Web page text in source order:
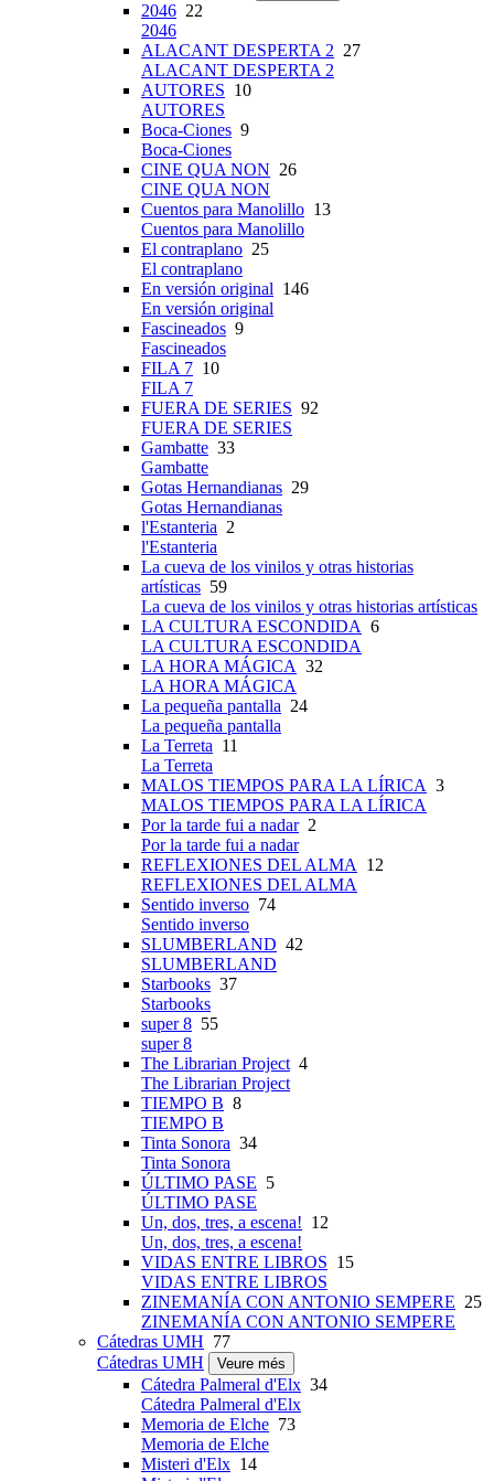
2046 22
2046
ALACANT DESPERTA 2 27
ALACANT DESPERTA 2
AUTORES 10
AUTORES
Boca-Ciones 9
Boca-Ciones
CINE QUA NON 26
CINE QUA NON
Cuentos para Manolillo 13
Cuentos para Manolillo
El contraplano 25
El contraplano
En versión original 146
En versión original
Fascineados 9
Fascineados
FILA 7 10
FILA 7
FUERA DE SERIES 92
FUERA DE SERIES
Gambatte 33
Gambatte
Gotas Hernandianas 29
Gotas Hernandianas
l'Estanteria 2
l'Estanteria
La cueva de los vinilos y otras historias
artísticas 59
La cueva de los vinilos y otras historias artísticas
LA CULTURA ESCONDIDA 6
LA CULTURA ESCONDIDA
LA HORA MÁGICA 32
LA HORA MÁGICA
La pequeña pantalla 24
La pequeña pantalla
La Terreta 11
La Terreta
MALOS TIEMPOS PARA LA LÍRICA 3
MALOS TIEMPOS PARA LA LÍRICA
Por la tarde fui a nadar2
Por la tarde fui a nadar
REFLEXIONES DEL ALMA
12
REFLEXIONES DEL ALMA
Sentido inverso 74
Sentido inverso
SLUMBERLAND 42
SLUMBERLAND
Starbooks 37
Starbooks
super 8 55
super 8
The Librarian Project 4
The Librarian Project
TIEMPO B 8
TIEMPO B
Tinta Sonora 34
Tinta Sonora
ÚLTIMO PASE 5
ÚLTIMO PASE
Un, dos, tres, a escena! 12
Un, dos, tres, a escena!
VIDAS ENTRE LIBROS 15
VIDAS ENTRE LIBROS
ZINEMANÍA CON ANTONIO SEMPERE 25
ZINEMANÍA CON ANTONIO SEMPERE
Cátedras UMH 77
Cátedras UMH
Veure més
Cátedra Palmeral d'Elx 34
Cátedra Palmeral d'Elx
Memoria de Elche 73
Memoria de Elche
Misteri d'Elx 14